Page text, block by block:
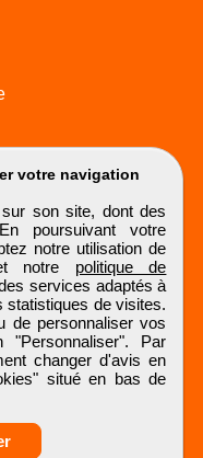
votre navigation
son site, dont des
poursuivant votre
notre utilisation de
notre politique de
services adaptés à
statistiques de visites.
de personnaliser vos
Par
changer d'avis en
situé en bas de